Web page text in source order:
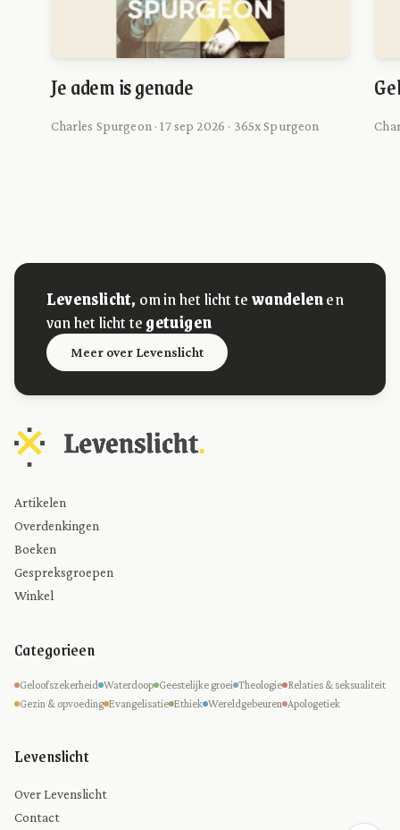
Je adem is genade
Charles Spurgeon · 17 sep 2026 · 365x Spurgeon
Levenslicht, om in het licht tewandelenen
van het licht tegetuigen
Meer over Levenslicht
Artikelen
Overdenkingen
Boeken
Gespreksgroepen
Winkel
Categorieen
Geloofszekerheid Waterdoop Geestelijke groei Theologie Relaties & seksualiteit
Gezin & opvoeding Evangelisatie Ethiek Wereldgebeuren Apologetiek
Levenslicht
Over Levenslicht
Contact